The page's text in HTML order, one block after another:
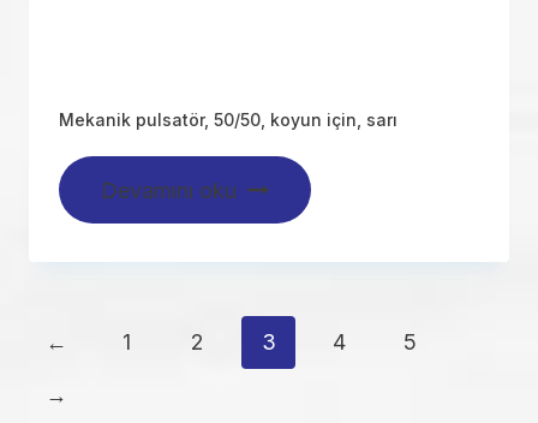
Mekanik pulsatör, 50/50, koyun için, sarı
Devamını oku
← 1 2 3 4 5
→